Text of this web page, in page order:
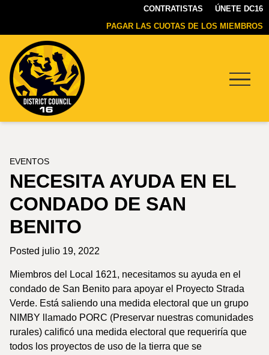
CONTRATISTAS
ÚNETE DC16
PAGAR LAS CUOTAS DE LOS MIEMBROS
EVENTOS
NECESITA AYUDA EN EL
CONDADO DE SAN
BENITO
Posted julio 19, 2022
Miembros del Local 1621, necesitamos su ayuda en el
condado de San Benito para apoyar el Proyecto Strada
Verde. Está saliendo una medida electoral que un grupo
NIMBY llamado PORC (Preservar nuestras comunidades
rurales) calificó una medida electoral que requeriría que
todos los proyectos de uso de la tierra que se